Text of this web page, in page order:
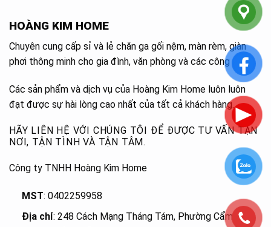
HOÀNG KIM HOME
Chuyên cung cấp sỉ và lẻ chăn ga gối nệm, màn rèm, giàn
phơi thông minh cho gia đình, văn phòng và các công trình.
Các sản phẩm và dịch vụ của Hoàng Kim Home luôn luôn
đạt được sự hài lòng cao nhất của tất cả khách hàng.
HÃY LIÊN HỆ VỚI CHÚNG TÔI ĐỂ ĐƯỢC TƯ VẤN TẬN
NƠI, TẬN TÌNH VÀ TẬN TÂM.
Công ty TNHH Hoàng Kim Home
MST: 0402259958
Địa chỉ: 248 Cách Mạng Tháng Tám, Phường Cẩm Lệ